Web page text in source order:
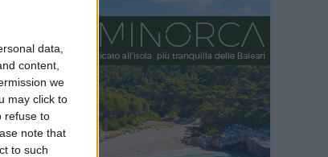
data,
content,
we
may click to
refuse to
note that
to such